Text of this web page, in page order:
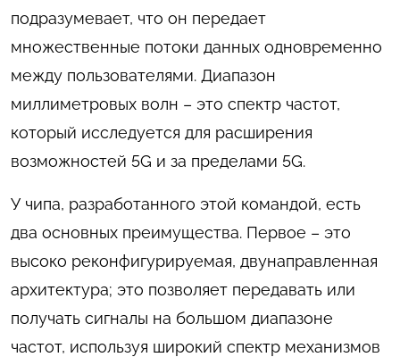
подразумевает, что он передает
множественные потоки данных одновременно
между пользователями. Диапазон
миллиметровых волн – это спектр частот,
который исследуется для расширения
возможностей 5G и за пределами 5G.
У чипа, разработанного этой командой, есть
два основных преимущества. Первое – это
высоко реконфигурируемая, двунаправленная
архитектура; это позволяет передавать или
получать сигналы на большом диапазоне
частот, используя широкий спектр механизмов